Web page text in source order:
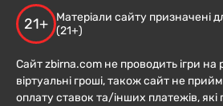
21+
Матеріали сайту призначені
(21+)
Сайт zbirna.com не проводить ігри на
віртуальні гроші, також сайт не
оплату ставок та/інших платежів, які